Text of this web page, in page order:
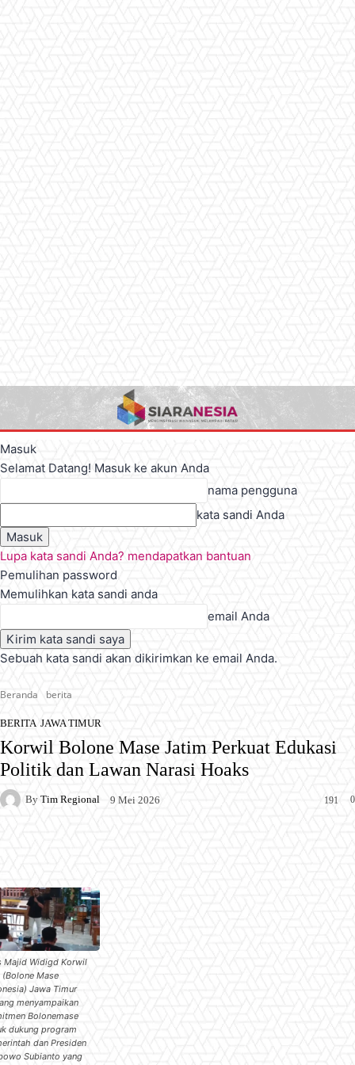
Masuk
Selamat Datang! Masuk ke akun Anda
nama pengguna
kata sandi Anda
Lupa kata sandi Anda? mendapatkan bantuan
Pemulihan password
Memulihkan kata sandi anda
email Anda
Sebuah kata sandi akan dikirimkan ke email Anda.
Beranda berita
BERITA JAWA TIMUR
Korwil Bolone Mase Jatim Perkuat Edukasi
Politik dan Lawan Narasi Hoaks
By Tim Regional 9 Mei 2026 0
191
Majid Widigd Korwil
(Bolone Mase
Jawa Timur
menyampaikan
Bolonemase
dukung program
dan Presiden
Subianto yang